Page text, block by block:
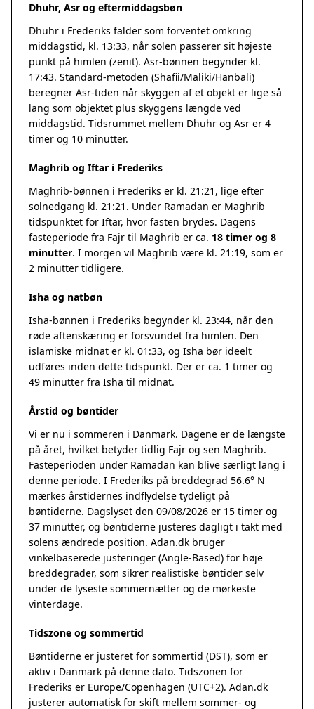
Dhuhr, Asr og eftermiddagsbøn
Dhuhr i Frederiks falder som forventet omkring
middagstid, kl. 13:33, når solen passerer sit højeste
punkt på himlen (zenit). Asr-bønnen begynder kl.
17:43. Standard-metoden (Shafii/Maliki/Hanbali)
beregner Asr-tiden når skyggen af et objekt er lige så
lang som objektet plus skyggens længde ved
middagstid. Tidsrummet mellem Dhuhr og Asr er 4
timer og 10 minutter.
Maghrib og Iftar i Frederiks
Maghrib-bønnen i Frederiks er kl. 21:21, lige efter
solnedgang kl. 21:21. Under Ramadan er Maghrib
tidspunktet for Iftar, hvor fasten brydes. Dagens
fasteperiode fra Fajr til Maghrib er ca. 18 timer og 8
minutter. I morgen vil Maghrib være kl. 21:19, som er
2 minutter tidligere.
Isha og natbøn
Isha-bønnen i Frederiks begynder kl. 23:44, når den
røde aftenskæring er forsvundet fra himlen. Den
islamiske midnat er kl. 01:33, og Isha bør ideelt
udføres inden dette tidspunkt. Der er ca. 1 timer og
49 minutter fra Isha til midnat.
Årstid og bøntider
Vi er nu i sommeren i Danmark. Dagene er de længste
på året, hvilket betyder tidlig Fajr og sen Maghrib.
Fasteperioden under Ramadan kan blive særligt lang i
denne periode. I Frederiks på breddegrad 56.6° N
mærkes årstidernes indflydelse tydeligt på
bøntiderne. Dagslyset den 09/08/2026 er 15 timer og
37 minutter, og bøntiderne justeres dagligt i takt med
solens ændrede position. Adan.dk bruger
vinkelbaserede justeringer (Angle-Based) for høje
breddegrader, som sikrer realistiske bøntider selv
under de lyseste sommernætter og de mørkeste
vinterdage.
Tidszone og sommertid
Bøntiderne er justeret for sommertid (DST), som er
aktiv i Danmark på denne dato. Tidszonen for
Frederiks er Europe/Copenhagen (UTC+2). Adan.dk
justerer automatisk for skift mellem sommer- og